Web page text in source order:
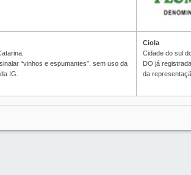
“vinhos e espumantes”, sem uso da
IG.
Ciola
Cidade do sul
DO já
da